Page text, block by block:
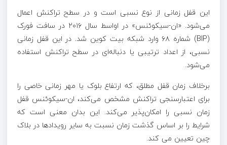
این قفل زمانی از نوع نسبی است و در سطح تراکنش اعمال
می‌شود. «ان-سیکوئنس» در اواسط سال ۲۰۱۶ در سافت فورک
(BIP) شماره ۶۸ وارد شبکه بیت کوین شد. در این قفل زمانی
نسبی، از اعداد ترتیبی یا دنباله‌ای در سطح تراکنش استفاده
می‌شود.
برخلاف زمان قفل مطلق، که ارتفاع بلوک یا مهر زمانی خاصی را
برای اعتبارسنجی تراکنش مشخص می‌کند، ان-سیکوئنس قفل
زمان نسبی را امکان‌پذیر می‌کند. این بدان معنی است که
شرایط را بر اساس گذشت زمان نسبت به سایر رویدادها در بلاک
چین تعیین می کند.